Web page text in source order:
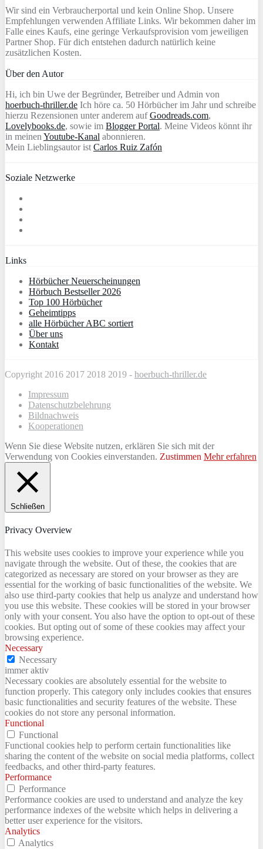
Wir sind ein Verbraucherportal und kein Online Shop. Unsere
Empfehlungen verwenden Affiliate Links. Wir bekommen daher im
Falle eines Kaufs, eine geringe Verkaufsprovision vom jeweiligen
Partner Shop. Für dich entstehen dadurch natürlich keine
zusätzlichen Kosten.
Über den Autor
Hi, ich bin Uwe der Begründer, Betreiber und Admin von
hoerbuch-thriller.de Ich höre ca. 50 Hörbücher im Jahr und schreibe
hierzu Rezensionen unter anderem aufGoodreads.com,
Lovelybooks.de, sowie im Blogger Portal. Meine Videos könnt ihr
in meinen Youtube-Kanal abonnieren.
Mein Lieblingsautor ist Carlos Ruiz Zafón
Soziale Netzwerke
Links
Hörbücher Neuerscheinungen
Hörbuch Bestseller 2026
Top 100 Hörbücher
Geheimtipps
alle Hörbücher ABC sortiert
Über uns
Kontakt
Copyright 2016 2017 2018 2019 - hoerbuch-thriller.de
Impressum
Datenschutzbelehrung
Bildnachweis
Kooperationen
Wenn Sie diese Website nutzen, erklären Sie sich mit der
Verwendung von Cookies einverstanden. Zustimmen Mehr erfahren
Schließen
Privacy Overview
This website uses cookies to improve your experience while you
navigate through the website. Out of these, the cookies that are
categorized as necessary are stored on your browser as they are
essential for the working of basic functionalities of the website. We
also use third-party cookies that help us analyze and understand how
you use this website. These cookies will be stored in your browser
only with your consent. You also have the option to opt-out of these
cookies. But opting out of some of these cookies may affect your
browsing experience.
Necessary
Necessary
immer aktiv
Necessary cookies are absolutely essential for the website to
function properly. This category only includes cookies that ensures
basic functionalities and security features of the website. These
cookies do not store any personal information.
Functional
Functional
Functional cookies help to perform certain functionalities like
sharing the content of the website on social media platforms, collect
feedbacks, and other third-party features.
Performance
Performance
Performance cookies are used to understand and analyze the key
performance indexes of the website which helps in delivering a
better user experience for the visitors.
Analytics
Analytics